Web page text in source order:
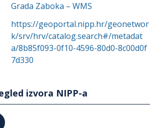
Grada Zaboka – WMS
https://geoportal.nipp.hr/geonetwor
k/srv/hrv/catalog.search#/metadat
a/8b85f093-0f10-4596-80d0-8c00d0f
7d330
izvora NIPP-a